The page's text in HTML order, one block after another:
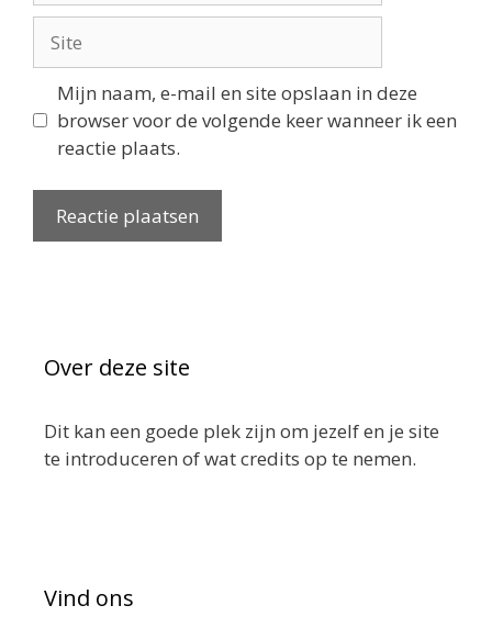
Mijn naam, e-mail en site opslaan in deze
browser voor de volgende keer wanneer ik een
reactie plaats.
Over deze site
Dit kan een goede plek zijn om jezelf en je site
te introduceren of wat credits op te nemen.
Vind ons